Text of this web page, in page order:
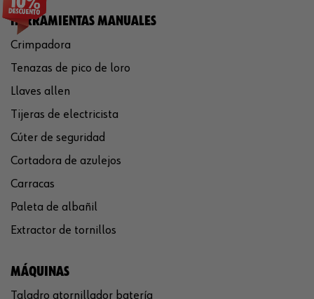
HERRAMIENTAS MANUALES
Crimpadora
Tenazas de pico de loro
Llaves allen
Tijeras de electricista
Cúter de seguridad
Cortadora de azulejos
Carracas
Paleta de albañil
Extractor de tornillos
MÁQUINAS
Taladro atornillador batería